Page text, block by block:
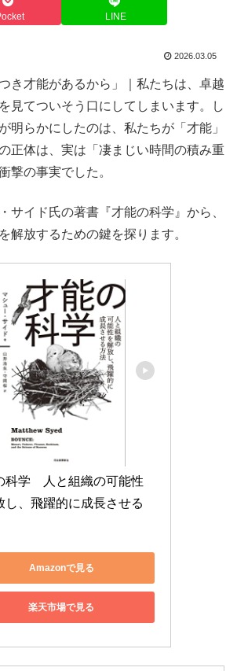
LINE
2026.03.05
き才能があるから」｜私たちは、卓越
見てついそう口にしてしまいます。し
明らかにしたのは、私たちが「才能」
正体は、実は「凄まじい時間の積み重
撃の事実でした。
サイド氏の著書『才能の科学』から、
解放するための鍵を探ります。
科学　人と組織の可能性
し、飛躍的に成長させる
Amazonで見る
楽天市場で見る